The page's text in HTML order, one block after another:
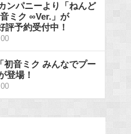
ンパニーより「ねんど
ミク ∞Ver.」が
評予約受付中！
初音ミク みんなでプー
登場！